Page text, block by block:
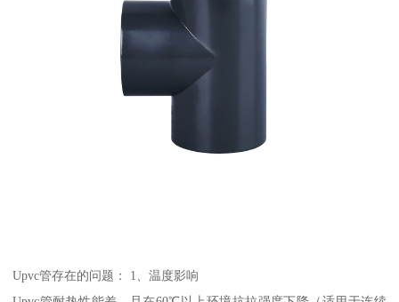
Upvc管存在的问题： 1、温度影响